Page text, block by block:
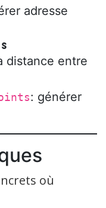
adresse
distance entre
: générer
où